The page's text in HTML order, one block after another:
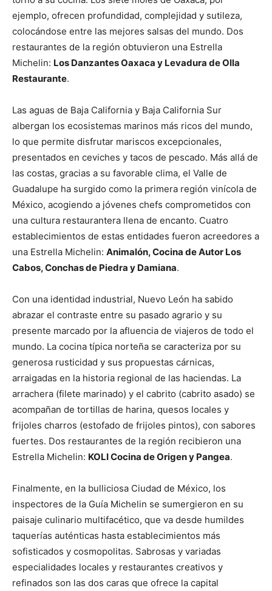
ejemplo, ofrecen profundidad, complejidad y sutileza,
colocándose entre las mejores salsas del mundo. Dos
restaurantes de la región obtuvieron una Estrella
Michelin: Los Danzantes Oaxaca y Levadura de Olla
Restaurante.
Las aguas de Baja California y Baja California Sur
albergan los ecosistemas marinos más ricos del mundo,
lo que permite disfrutar mariscos excepcionales,
presentados en ceviches y tacos de pescado. Más allá de
las costas, gracias a su favorable clima, el Valle de
Guadalupe ha surgido como la primera región vinícola de
México, acogiendo a jóvenes chefs comprometidos con
una cultura restaurantera llena de encanto. Cuatro
establecimientos de estas entidades fueron acreedores a
una Estrella Michelin: Animalón, Cocina de Autor Los
Cabos, Conchas de Piedra y Damiana.
Con una identidad industrial, Nuevo León ha sabido
abrazar el contraste entre su pasado agrario y su
presente marcado por la afluencia de viajeros de todo el
mundo. La cocina típica norteña se caracteriza por su
generosa rusticidad y sus propuestas cárnicas,
arraigadas en la historia regional de las haciendas. La
arrachera (filete marinado) y el cabrito (cabrito asado) se
acompañan de tortillas de harina, quesos locales y
frijoles charros (estofado de frijoles pintos), con sabores
fuertes. Dos restaurantes de la región recibieron una
Estrella Michelin: KOLI Cocina de Origen y Pangea.
Finalmente, en la bulliciosa Ciudad de México, los
inspectores de la Guía Michelin se sumergieron en su
paisaje culinario multifacético, que va desde humildes
taquerías auténticas hasta establecimientos más
sofisticados y cosmopolitas. Sabrosas y variadas
especialidades locales y restaurantes creativos y
refinados son las dos caras que ofrece la capital